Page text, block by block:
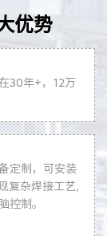
优势
30年+，12万
定制，可安装
复杂焊接工艺,
控制。